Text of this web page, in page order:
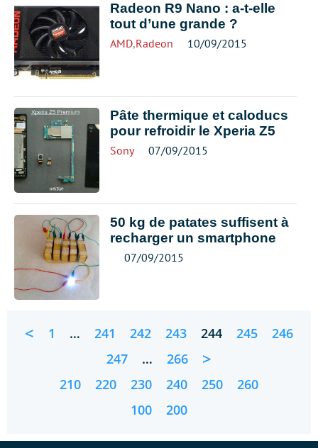
Radeon R9 Nano : a-t-elle
tout d’une grande ?
AMD,Radeon 10/09/2015
Pâte thermique et caloducs
pour refroidir le Xperia Z5
Sony 07/09/2015
50 kg de patates suffisent à
recharger un smartphone
07/09/2015
< 1 … 241 242 243 244 245
246
247
… 266 >
210 220 230 240 250
260
100
200